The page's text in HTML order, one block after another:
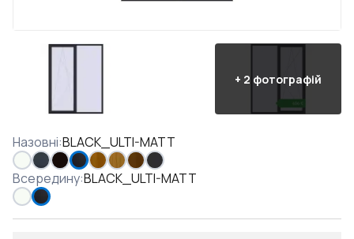
+ 2 фотографій
Назовні:BLACK_ULTI-MATT
Всередину:BLACK_ULTI-MATT